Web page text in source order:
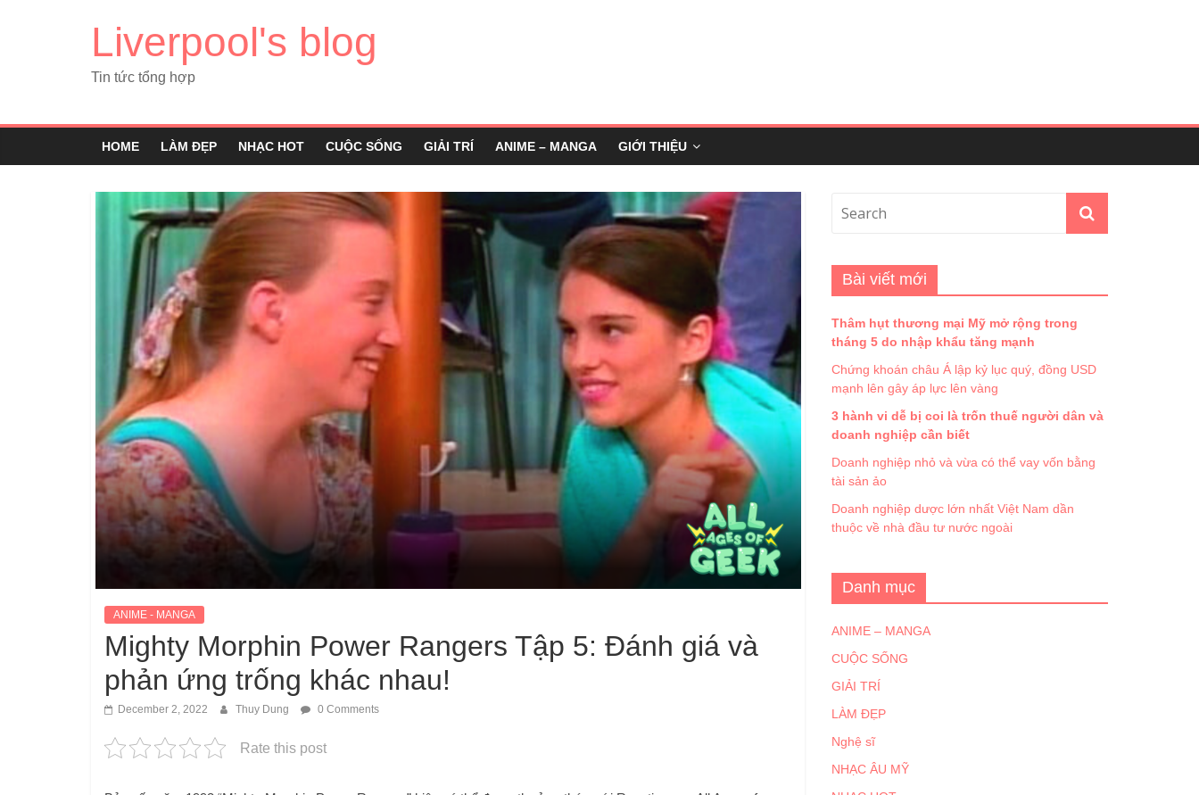
Liverpool's blog
Tin tức tổng hợp
HOME LÀM ĐẸP NHẠC HOT CUỘC SỐNG GIẢI TRÍ ANIME – MANGA GIỚI THIỆU
ANIME - MANGA
Mighty Morphin Power Rangers Tập 5: Đánh giá và
phản ứng trống khác nhau!
December 2, 2022 Thuy Dung 0 Comments
Rate this post
Bài viết mới
Thâm hụt thương mại Mỹ mở rộng trong
tháng 5 do nhập khẩu tăng mạnh
Chứng khoán châu Á lập kỷ lục quý, đồng USD
mạnh lên gây áp lực lên vàng
3 hành vi dễ bị coi là trốn thuế người dân và
doanh nghiệp cần biết
Doanh nghiệp nhỏ và vừa có thể vay vốn bằng
tài sản ảo
Doanh nghiệp dược lớn nhất Việt Nam dần
thuộc về nhà đầu tư nước ngoài
Danh mục
ANIME – MANGA
CUỘC SỐNG
GIẢI TRÍ
LÀM ĐẸP
Nghệ sĩ
NHẠC ÂU MỸ